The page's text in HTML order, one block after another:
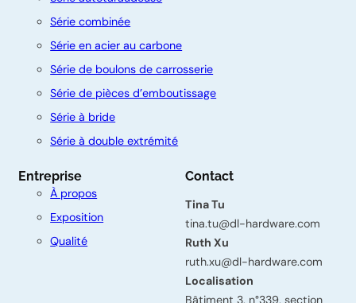
Série combinée
Série en acier au carbone
Série de boulons de carrosserie
Série de pièces d’emboutissage
Série à bride
Série à double extrémité
Entreprise
À propos
Exposition
Qualité
Contact
Tina Tu
tina.tu@dl-hardware.com
Ruth Xu
ruth.xu@dl-hardware.com
Localisation
Bâtiment 3, n°339, section